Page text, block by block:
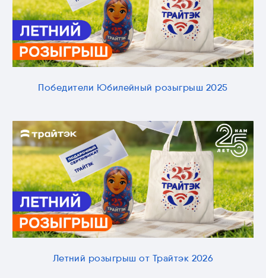
Победители Юбилейный розыгрыш 2025
Летний розыгрыш от Трайтэк 2026